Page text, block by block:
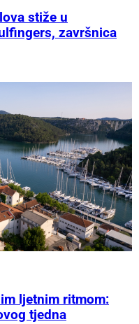
stiže u
završnica
ljetnim ritmom:
tjedna